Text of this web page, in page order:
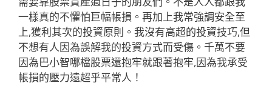
一樣真的不懼怕巨幅帳損。再加上我常強調安全至
上,獲利其次的投資原則。我沒有高超的投資技巧,但
不想有人因為誤解我的投資方式而受傷。千萬不要
因為巴小智哪檔股票還抱牢就跟著抱牢,因為我承受
帳損的壓力遠超乎平常人！